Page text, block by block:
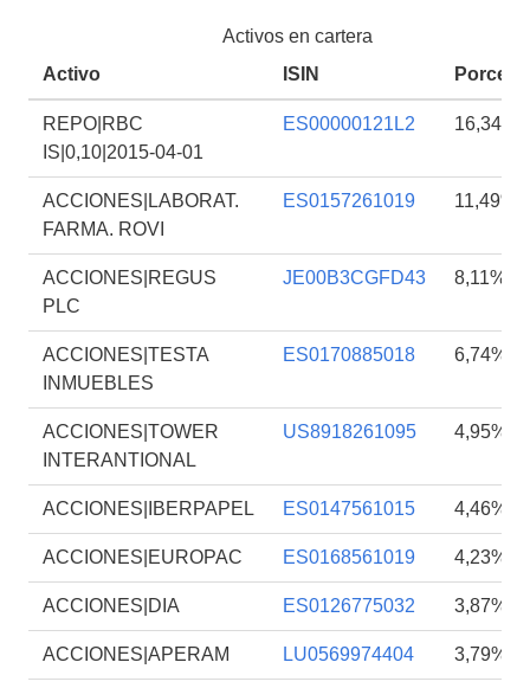
Activos en cartera
Activo
ISIN
REPO|RBC
IS|0,10|2015-04-01
ES00000121L2 16,34%
ACCIONES|LABORAT.
FARMA. ROVI
ES0157261019 11,49%
ACCIONES|REGUS
PLC
JE00B3CGFD43 8,11%
ACCIONES|TESTA
INMUEBLES
ES0170885018 6,74%
ACCIONES|TOWER
INTERANTIONAL
US8918261095 4,95%
ACCIONES|IBERPAPEL ES0147561015 4,46%
ACCIONES|EUROPAC ES0168561019 4,23%
ACCIONES|DIA ES0126775032 3,87%
ACCIONES|APERAM LU0569974404 3,79%